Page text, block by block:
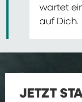
wartet
auf Dich.
JETZT